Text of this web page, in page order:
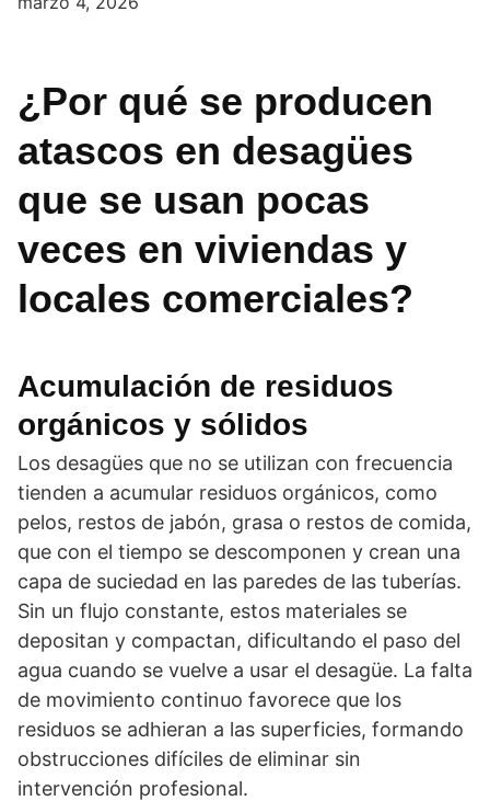
¿Por qué se producen
atascos en desagües
que se usan pocas
veces en viviendas y
locales comerciales?
Acumulación de residuos
orgánicos y sólidos
Los desagües que no se utilizan con frecuencia
tienden a acumular residuos orgánicos, como
pelos, restos de jabón, grasa o restos de comida,
que con el tiempo se descomponen y crean una
capa de suciedad en las paredes de las tuberías.
Sin un flujo constante, estos materiales se
depositan y compactan, dificultando el paso del
agua cuando se vuelve a usar el desagüe. La falta
de movimiento continuo favorece que los
residuos se adhieran a las superficies, formando
obstrucciones difíciles de eliminar sin
intervención profesional.